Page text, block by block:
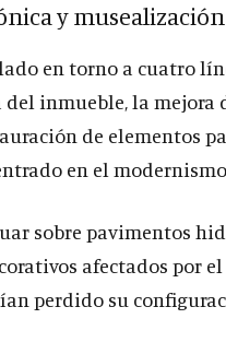
y musealización
en torno a cuatro
inmueble, la mejora
de elementos
en el
sobre pavimentos
afectados por
perdido su